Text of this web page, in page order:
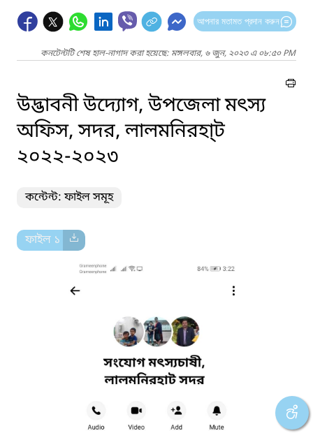
আপনার মতামত প্রদান করুন
কনটেন্টটি শেষ হাল-নাগাদ করা হয়েছে: মঙ্গলবার, ৬ জুন, ২০২৩ এ ০৮:৫০ PM
উদ্ভাবনী উদ্যোগ, উপজেলা মৎস্য
অফিস, সদর, লালমনিরহা্ট
২০২২-২০২৩
কন্টেন্ট: ফাইল সমূহ
ফাইল ১